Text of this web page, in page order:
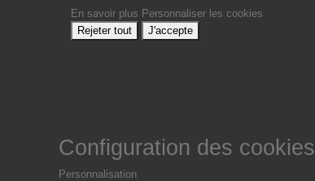
En savoir plus Personnaliser les cookies
Rejeter tout
J'accepte
Configuration des cookies
Personnalisation